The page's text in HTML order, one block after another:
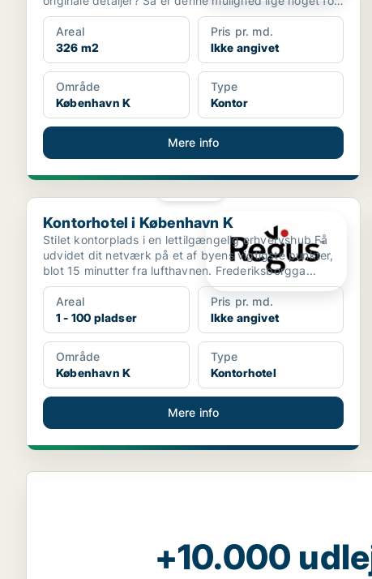
di...
Areal
326 m2
Pris pr. md.
Ikke angivet
Område
København K
Type
Kontor
Mere info
Kontorhotel i København K
Kontorhotel i København K
Stilet kontorplads i en lettilgængelig erhvervshub Få
udvidet dit netværk på et af byens vigtigste punkter,
blot 15 minutter fra lufthavnen. Frederiksborgga...
Areal
1 - 100 pladser
Pris pr. md.
Ikke angivet
Område
København K
Type
Kontorhotel
Mere info
+10.000